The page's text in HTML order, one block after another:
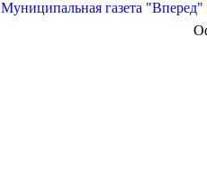
Муниципальная газета "Вперед"